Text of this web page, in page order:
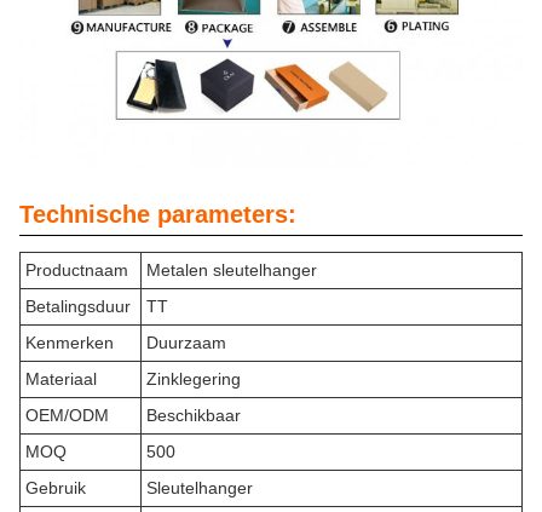
Technische parameters:
Productnaam
Metalen sleutelhanger
Betalingsduur
TT
Kenmerken
Duurzaam
Materiaal
Zinklegering
OEM/ODM
Beschikbaar
MOQ
500
Gebruik
Sleutelhanger